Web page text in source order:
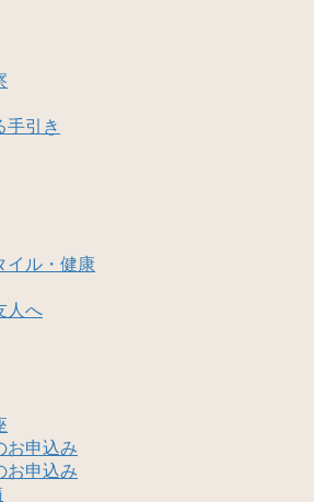
手引き
イル・健康
人へ
お申込み
お申込み